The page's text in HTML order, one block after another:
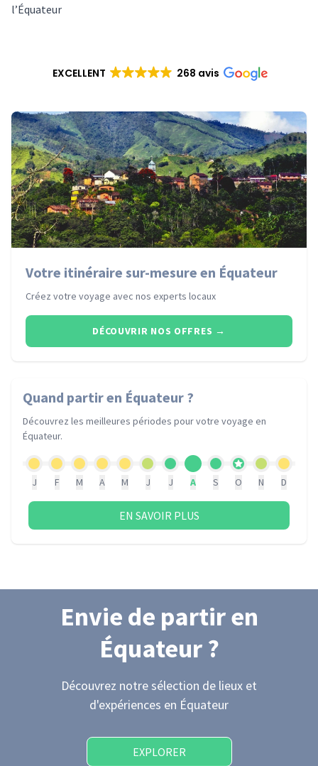
l’Équateur
EXCELLENT 268 avis
Votre itinéraire sur-mesure en Équateur
Créez votre voyage avec nos experts locaux
DÉCOUVRIR NOS OFFRES →
Quand partiren Équateur ?
Découvrez les meilleures périodes pour votre voyage en
Équateur.
J F M A M J J A S O N D
EN SAVOIR PLUS
Envie de partiren
Équateur?
Découvrez notre sélection de lieux et
d'expériences en Équateur
EXPLORER